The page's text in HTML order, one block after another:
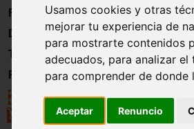
Usamos cookies y otras
mejorar tu experiencia de
para mostrarte contenidos
adecuados, para analizar
para comprender de donde
Aceptar Renuncio
Formación
Directorio
Trabajo
Registro